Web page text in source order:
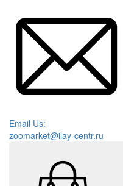
Email Us:
zoomarket@ilay-centr.ru